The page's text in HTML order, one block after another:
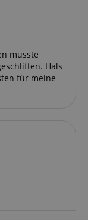
musste
Hals
für meine